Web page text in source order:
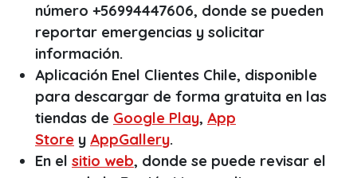
número +56994447606, donde se pueden
reportar emergencias y solicitar
información.
Aplicación Enel Clientes Chile, disponible
para descargar de forma gratuita en las
tiendas de Google Play, App
Store y AppGallery.
En el sitio web, donde se puede revisar el